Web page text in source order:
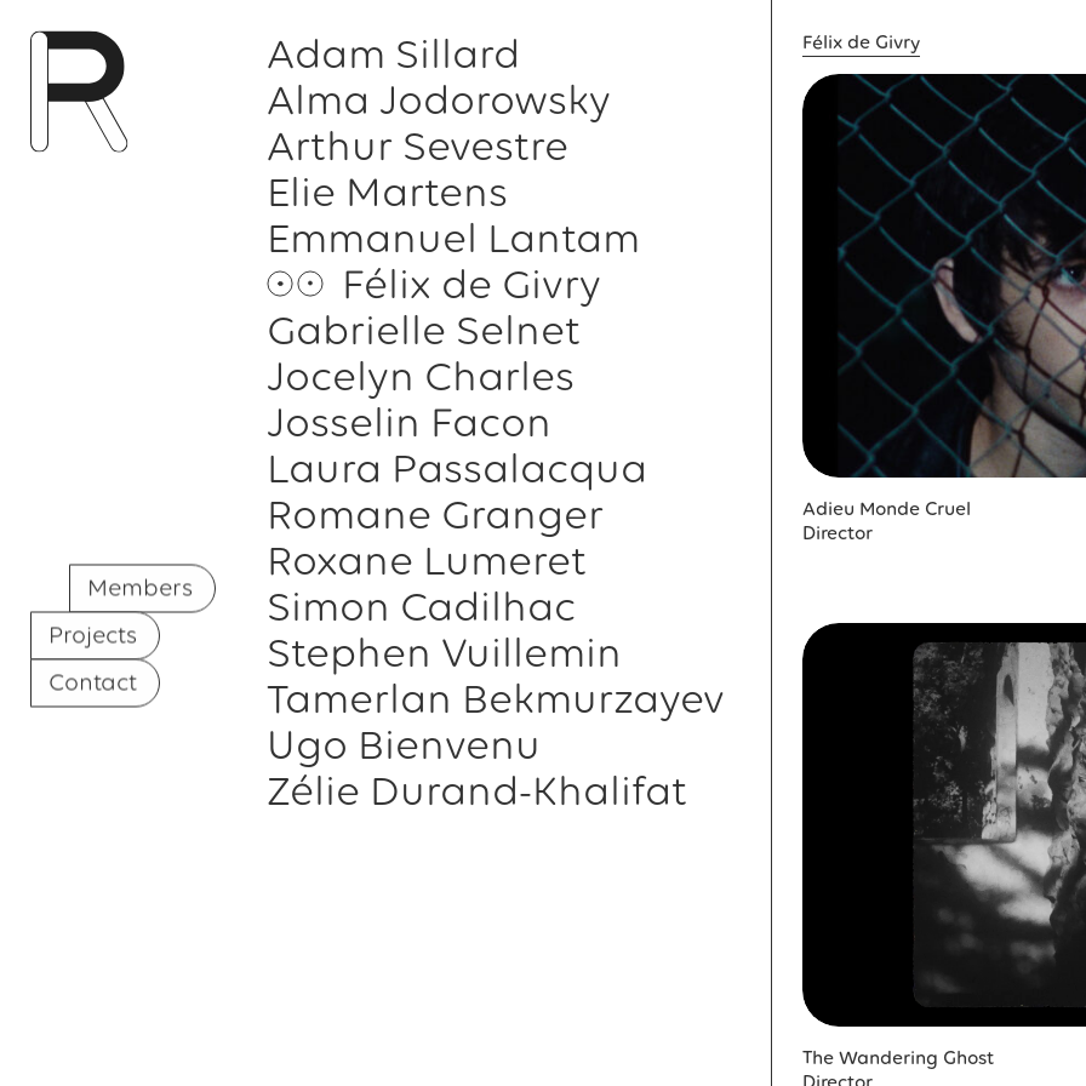
Members
Projects
Contact
Adam Sillard
Alma Jodorowsky
Arthur Sevestre
Elie Martens
Emmanuel Lantam
Félix de Givry
Gabrielle Selnet
Jocelyn Charles
Josselin Facon
Laura Passalacqua
Romane Granger
Roxane Lumeret
Simon Cadilhac
Stephen Vuillemin
Tamerlan Bekmurzayev
Ugo Bienvenu
Zélie Durand-Khalifat
Félix de Givry
Adieu Monde Cruel
Director
The Wandering Ghost